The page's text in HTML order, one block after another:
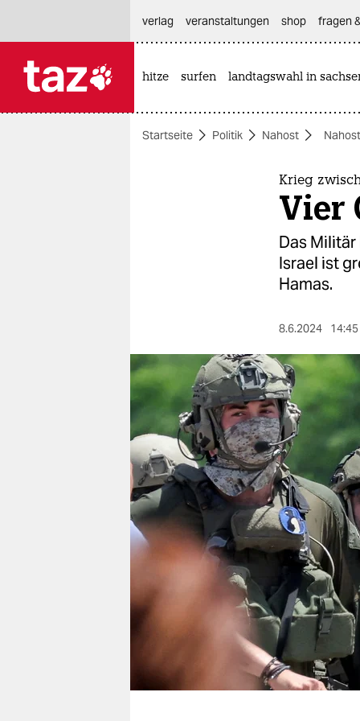
themen
berlin
nord
wahrheit
verlag
verlag
veranstaltungen
fragen & hilfe
unterstützen
abo
genossenschaft
verlag
veranstaltungen shop fragen
hitze surfen landtagswahl in
Startseite Politik Nahost
Krieg
Vier
Das
Israel ist
Hamas.
8.6.2024